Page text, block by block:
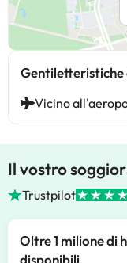
Vicino
Il vostro
Trustpilot
Oltre 1 milione di
disponibili